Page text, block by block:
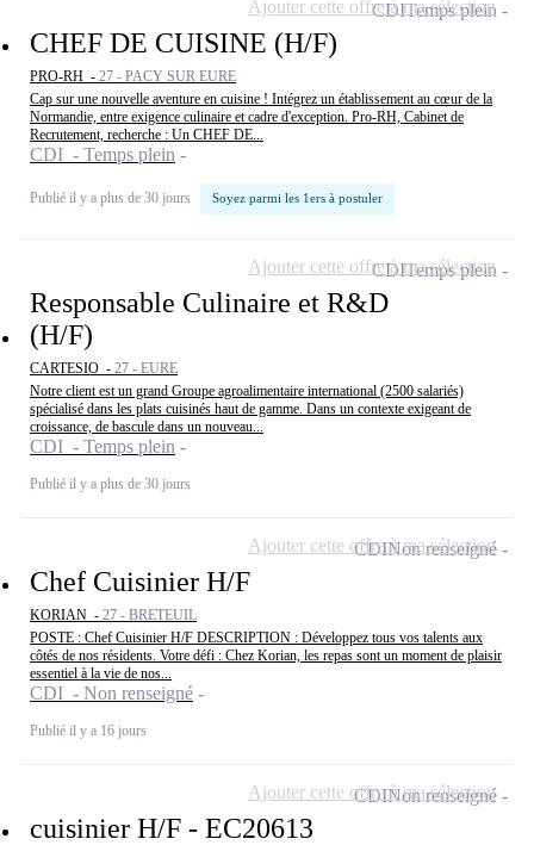
CHEF DE CUISINE (H/F)
PRO-RH - 27 - PACY SUR EURE
Cap sur une nouvelle aventure en cuisine ! Intégrez un établissement au cœur de la
Normandie, entre exigence culinaire et cadre d'exception. Pro-RH, Cabinet de
Recrutement, recherche : Un CHEF DE...
CDI - Temps plein
Publié il y a plus de 30 jours Soyez parmi les 1ers à postuler
CDITemps plein
Ajouter cette offre à ma sélection
Responsable Culinaire et R&D
(H/F)
CARTESIO - 27 - EURE
Notre client est un grand Groupe agroalimentaire international (2500 salariés)
spécialisé dans les plats cuisinés haut de gamme. Dans un contexte exigeant de
croissance, de bascule dans un nouveau...
CDI - Temps plein
Publié il y a plus de 30 jours
CDITemps plein
Ajouter cette offre à ma sélection
Chef Cuisinier H/F
KORIAN - 27 - BRETEUIL
POSTE : Chef Cuisinier H/F DESCRIPTION : Développez tous vos talents aux
côtés de nos résidents. Votre défi : Chez Korian, les repas sont un moment de plaisir
essentiel à la vie de nos...
CDI - Non renseigné
Publié il y a 16 jours
CDINon renseigné
Ajouter cette offre à ma sélection
cuisinier H/F - EC20613
CDINon renseigné
Ajouter cette offre à ma sélection